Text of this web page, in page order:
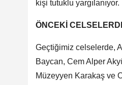
kişi tutuklu yargılanıyor.
ÖNCEKİ
Geçtiğimiz celselerde,
Baycan, Cem Alper
Müzeyyen Karakaş ve